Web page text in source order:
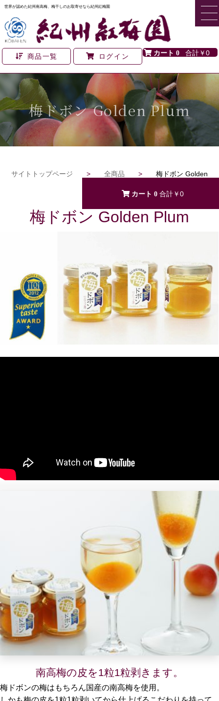
世界が認めた紀州南高梅、梅干しのお取寄せなら紀州紅梅園
商品一覧 ログイン 0 ￥0
梅ドボン Golden Plum
サイトトップページ > 全商品 >
梅ドボン Golden
0 ￥0
梅ドボン Golden Plum
南高梅の皮を1粒1粒剥きます。
梅ドボンの梅はもちろん国産の南高梅を使用。